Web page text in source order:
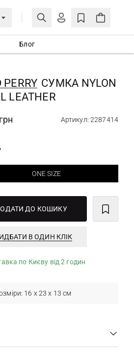
МОЯ ОБЛІКІВКА
Ще не зареєстровані?
СТВОРИТИ ОБЛІКІВКУ
Блог
PERRY СУМКА NYLON
LEATHER
Артикул: 2287414
ONE SIZE
ДО КОШИКУ
В ОДИН КЛІК
по Києву від 2 годин
16 х 23 х 13 см